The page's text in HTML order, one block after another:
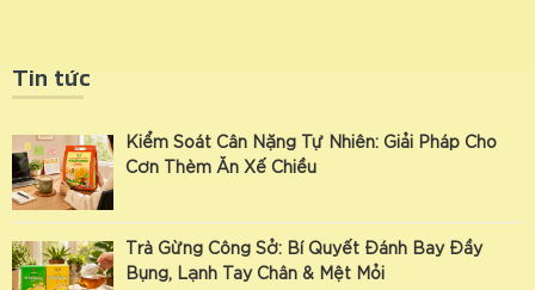
Tin tức
Kiểm Soát Cân Nặng Tự Nhiên: Giải Pháp Cho
Cơn Thèm Ăn Xế Chiều
Trà Gừng Công Sở: Bí Quyết Đánh Bay Đầy
Bụng, Lạnh Tay Chân & Mệt Mỏi